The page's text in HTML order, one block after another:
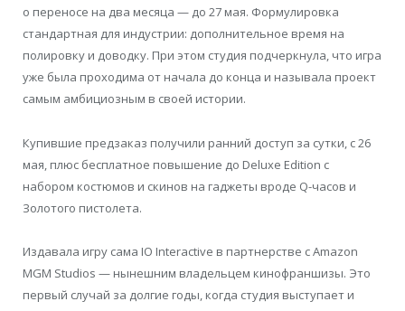
о переносе на два месяца — до 27 мая. Формулировка
стандартная для индустрии: дополнительное время на
полировку и доводку. При этом студия подчеркнула, что игра
уже была проходима от начала до конца и называла проект
самым амбициозным в своей истории.
Купившие предзаказ получили ранний доступ за сутки, с 26
мая, плюс бесплатное повышение до Deluxe Edition с
набором костюмов и скинов на гаджеты вроде Q-часов и
Золотого пистолета.
Издавала игру сама IO Interactive в партнерстве с Amazon
MGM Studios — нынешним владельцем кинофраншизы. Это
первый случай за долгие годы, когда студия выступает и